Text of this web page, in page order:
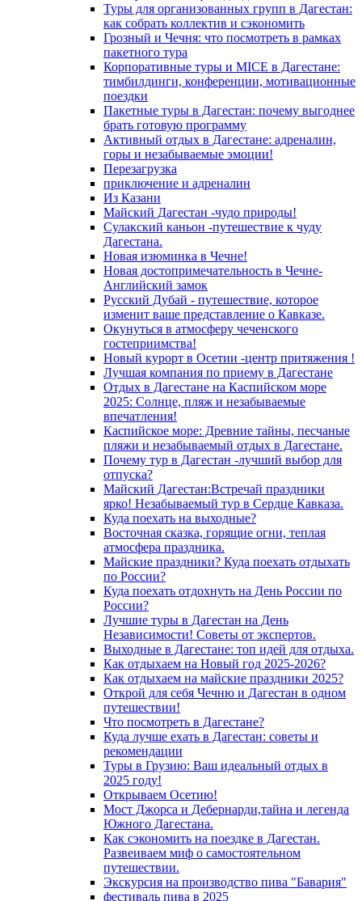
Туры для организованных групп в Дагестан:
как собрать коллектив и сэкономить
Грозный и Чечня: что посмотреть в рамках
пакетного тура
Корпоративные туры и MICE в Дагестане:
тимбилдинги, конференции, мотивационные
поездки
Пакетные туры в Дагестан: почему выгоднее
брать готовую программу
Активный отдых в Дагестане: адреналин,
горы и незабываемые эмоции!
Перезагрузка
приключение и адреналин
Из Казани
Майский Дагестан -чудо природы!
Сулакский каньон -путешествие к чуду
Дагестана.
Новая изюминка в Чечне!
Новая достопримечательность в Чечне-
Английский замок
Русский Дубай - путешествие, которое
изменит ваше представление о Кавказе.
Окунуться в атмосферу чеченского
гостеприимства!
Новый курорт в Осетии -центр притяжения !
Лучшая компания по приему в Дагестане
Отдых в Дагестане на Каспийском море
2025: Солнце, пляж и незабываемые
впечатления!
Каспийское море: Древние тайны, песчаные
пляжи и незабываемый отдых в Дагестане.
Почему тур в Дагестан -лучший выбор для
отпуска?
Майский Дагестан:Встречай праздники
ярко! Незабываемый тур в Сердце Кавказа.
Куда поехать на выходные?
Восточная сказка, горящие огни, теплая
атмосфера праздника.
Майские праздники? Куда поехать отдыхать
по России?
Куда поехать отдохнуть на День России по
России?
Лучшие туры в Дагестан на День
Независимости! Советы от экспертов.
Выходные в Дагестане: топ идей для отдыха.
Как отдыхаем на Новый год 2025-2026?
Как отдыхаем на майские праздники 2025?
Открой для себя Чечню и Дагестан в одном
путешествии!
Что посмотреть в Дагестане?
Куда лучше ехать в Дагестан: советы и
рекомендации
Туры в Грузию: Ваш идеальный отдых в
2025 году!
Открываем Осетию!
Мост Джорса и Дебернарди,тайна и легенда
Южного Дагестана.
Как сэкономить на поездке в Дагестан.
Развеиваем миф о самостоятельном
путешествии.
Экскурсия на производство пива "Бавария"
фестиваль пива в 2025